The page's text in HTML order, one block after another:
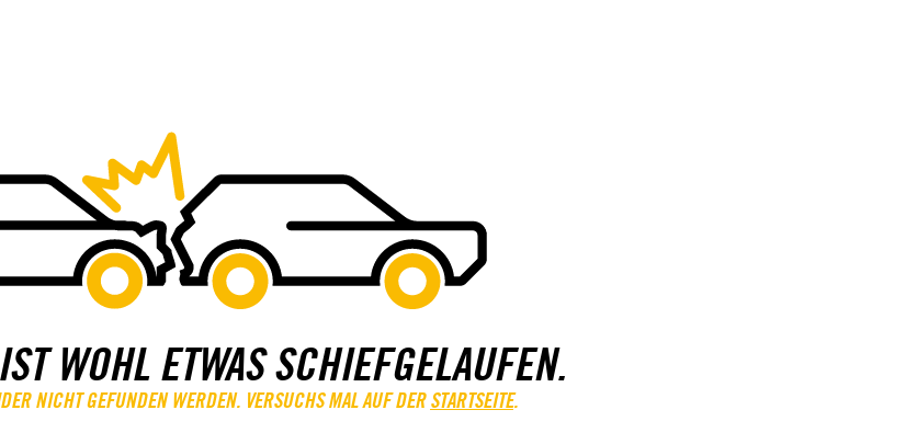
WOHL ETWAS SCHIEFGELAUFEN.
NICHT GEFUNDEN WERDEN. VERSUCHS MAL AUF DER STARTSEITE.